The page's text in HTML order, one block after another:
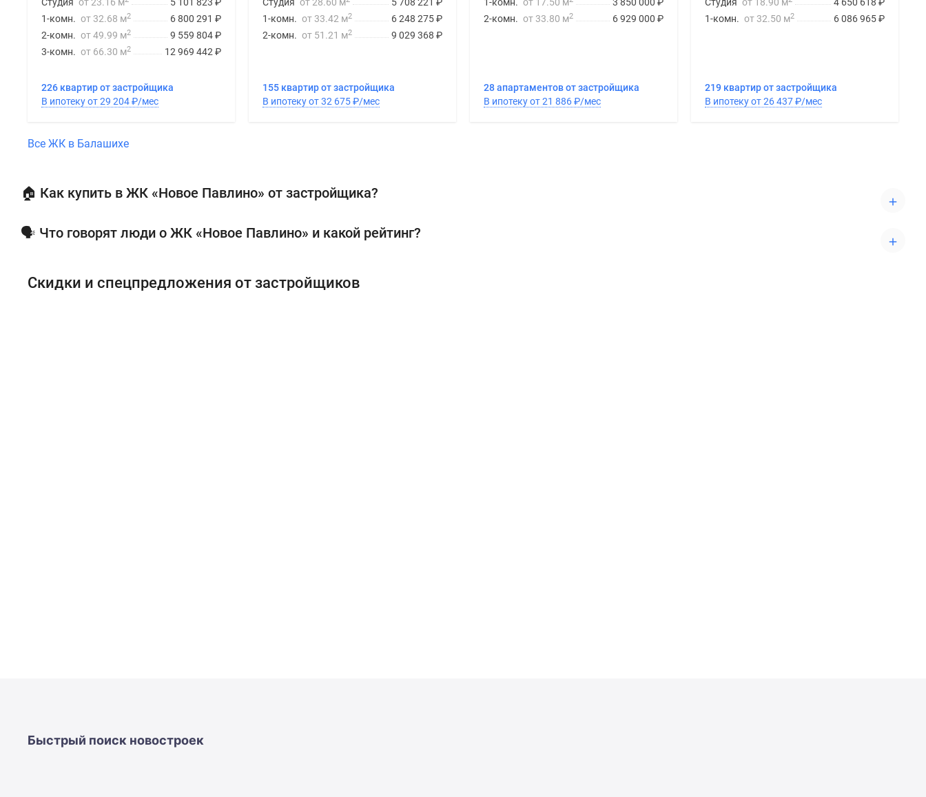
5 101 823 ₽
Студия от 23.16 м
6 800 291 ₽
1-комн. от 32.68 м2
9 559 804₽
2-комн. от 49.99 м2
12 969 442₽
3-комн. от 66.30 м2
226 квартир от застройщика
В ипотеку от 29 204₽/мес
5 708 221 ₽
Студия от 28.60 м
6 248 275₽
1-комн. от 33.42 м2
9 029 368 ₽
2-комн. от 51.21 м2
155 квартир от застройщика
В ипотеку от 32 675₽/мес
3 850 000 ₽
1-комн. от 17.50 м
6 929 000 ₽
2-комн. от 33.80 м2
28 апартаментов от застройщика
В ипотеку от 21 886₽/мес
4 650 618 ₽
Студия от 18.90 м
6 086 965₽
1-комн. от 32.50 м2
219 квартир от застройщика
В ипотеку от 26 437₽/мес
Все ЖК в Балашихе
🏠 Как купить в ЖК «Новое Павлино» от застройщика?
🗣 Что говорят люди о ЖК «Новое Павлино» и какой рейтинг?
Скидки и спецпредложения от застройщиков
Быстрый поиск новостроек